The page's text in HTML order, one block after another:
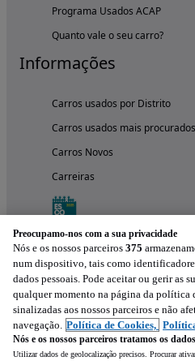
Programa Usados ACAP
Quanto vale o seu carro?
Informações
Carros usados por Distrito
Carros usados mais procurados
Carros Novos
Carreiras
Experimenta
Preocupamo-nos com a sua privacidade
Nós e os nossos parceiros 375
num dispositivo, tais como
dados pessoais. Pode aceitar ou gerir as
qualquer momento na página da política
sinalizadas aos nossos parceiros e não
navegação. Política de Cookies,
Nós e os nossos parceiros tratamos os
Utilizar dados de geolocalização precisos. Procurar